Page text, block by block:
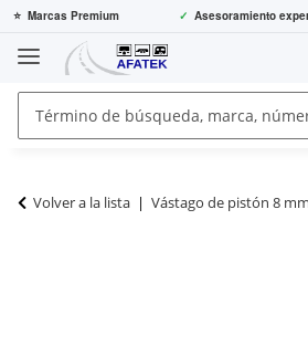
⭐ Marcas Premium ✓ Asesoramiento
Volver a la lista Vástago de pistón 8 mm